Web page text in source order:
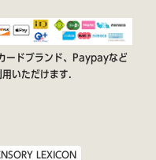
ードブランド、Paypayなど
いただけます.
LEXICON